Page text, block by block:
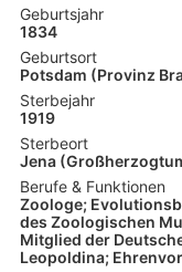
Geburtsjahr
1834
Geburtsort
Potsdam (Provinz
Sterbejahr
1919
Sterbeort
Jena
Berufe & Funktionen
Zoologe;
des Zoologischen
Mitglied der
Leopoldina;